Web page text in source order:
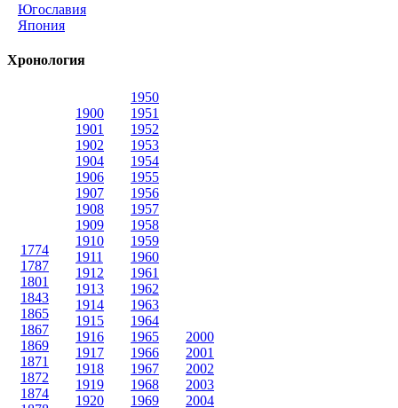
Югославия
Япония
Хронология
1774
1787
1801
1843
1865
1867
1869
1871
1872
1874
1900
1901
1902
1904
1906
1907
1908
1909
1910
1911
1912
1913
1914
1915
1916
1917
1918
1919
1920
1950
1951
1952
1953
1954
1955
1956
1957
1958
1959
1960
1961
1962
1963
1964
1965
1966
1967
1968
1969
2000
2001
2002
2003
2004